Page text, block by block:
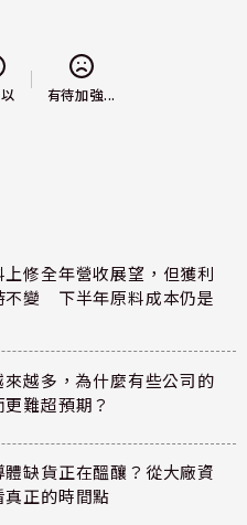
有待加強...
上修全年營收展望，但獲利
不變 下半年原料成本仍是
越多，為什麼有些公司的
難超預期？
體缺貨正在醞釀？從大廠資
真正的時間點